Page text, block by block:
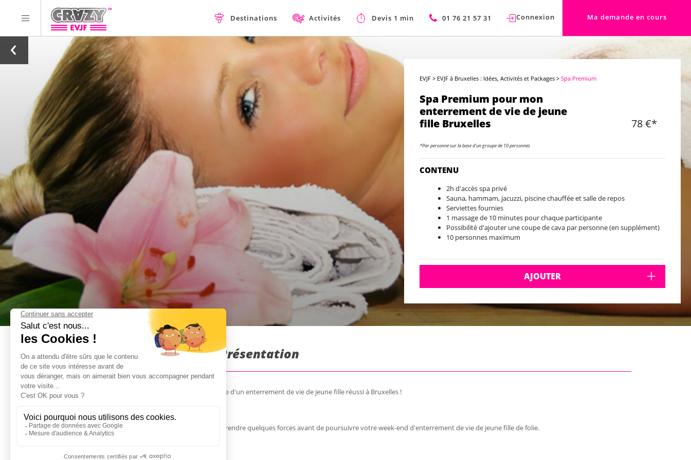
Destinations Activités Devis 1 min 01 76 21 57 31 Connexion Ma demande en cours
EVJF > EVJF à Bruxelles : Idées, Activités et Packages >Spa Premium
Spa Premium pour mon
enterrement de vie de jeune
fille Bruxelles
78 €*
*Par personne sur la base d'un groupe de 10 personnes
CONTENU
2h d'accès spa privé
Sauna, hammam, jacuzzi, piscine chauffée et salle de repos
Serviettes fournies
1 massage de 10 minutes pour chaque participante
Possibilité d'ajouter une coupe de cava par personne (en supplément)
10 personnes maximum
AJOUTER
Spa Premium à Bruxelles : Présentation
Car le Spa Premium est un peu l'activité incontournable d'un enterrement de vie de jeune fille réussi à Bruxelles !
Venez vous détendre dans notre Spa partenaire et reprendre quelques forces avant de poursuivre votre week-end d'enterrement de vie de jeune fille de folie.